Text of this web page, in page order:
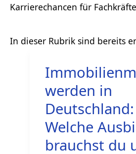
Karrierechancen für
werden in
Deutschland:
Welche
brauchst du